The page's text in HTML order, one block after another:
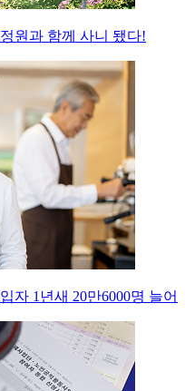
원과 함께 사니 됐다!
자 1년새 20만6000명 늘어